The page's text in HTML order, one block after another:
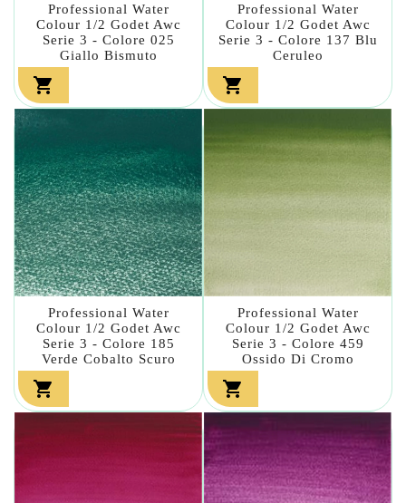
Professional Water
Colour 1/2 Godet Awc
Serie 3 - Colore 025
Giallo Bismuto

Professional Water
Colour 1/2 Godet Awc
Serie 3 - Colore 137 Blu
Ceruleo

Professional Water
Colour 1/2 Godet Awc
Serie 3 - Colore 185
Verde Cobalto Scuro

Professional Water
Colour 1/2 Godet Awc
Serie 3 - Colore 459
Ossido Di Cromo
